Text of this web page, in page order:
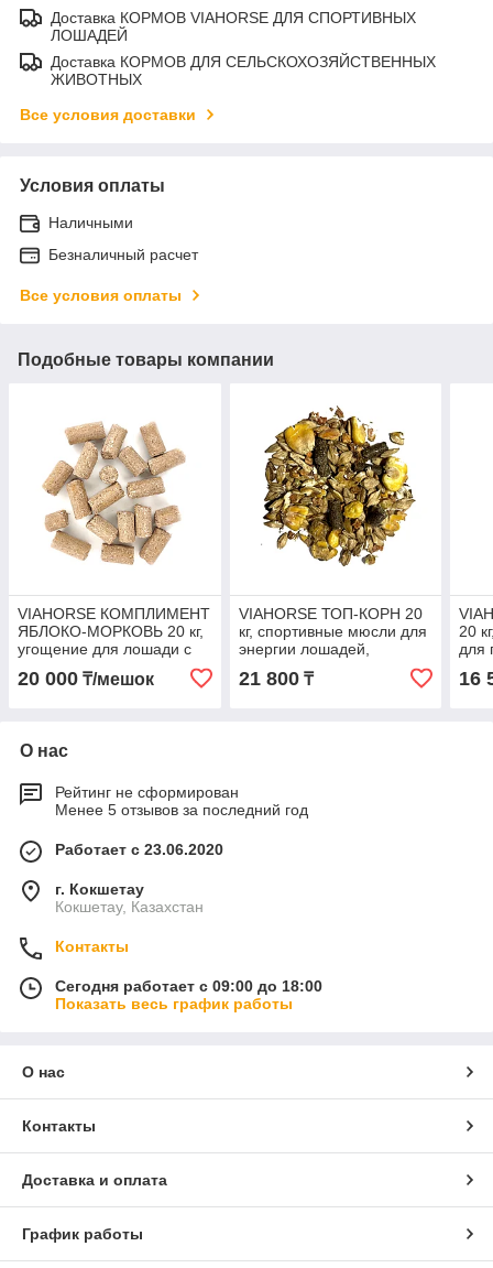
Доставка КОРМОВ VIAHORSE ДЛЯ СПОРТИВНЫХ
ЛОШАДЕЙ
Доставка КОРМОВ ДЛЯ СЕЛЬСКОХОЗЯЙСТВЕННЫХ
ЖИВОТНЫХ
Все условия доставки
Условия оплаты
Наличными
Безналичный расчет
Все условия оплаты
Подобные товары компании
VIAHORSE КОМПЛИМЕНТ
ЯБЛОКО-МОРКОВЬ 20 кг,
угощение для лошади с
яблоками и морковью
20 000 ₸/мешок
VIAHORSE ТОП-КОРН 20
кг, спортивные мюсли для
энергии лошадей,
выступающих во всех
спортивных дисциплинах
21 800₸
20
для
16
О нас
Рейтинг не сформирован
Менее 5 отзывов за последний год
Работает с 23.06.2020
г. Кокшетау
Кокшетау, Казахстан
Контакты
Сегодня работает с 09:00 до 18:00
Показать весь график работы
О нас
Контакты
Доставка и оплата
График работы